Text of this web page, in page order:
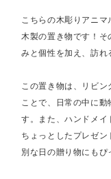
こちらの木彫りアニ
木製の置き物です！
みと個性を加え、訪れ
この置き物は、リビ
ことで、日常の中に
す。また、ハンドメ
ちょっとしたプレゼ
別な日の贈り物にもぴ